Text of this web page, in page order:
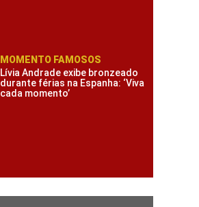
MOMENTO FAMOSOS
Lívia Andrade exibe bronzeado
durante férias na Espanha: ‘Viva
cada momento’